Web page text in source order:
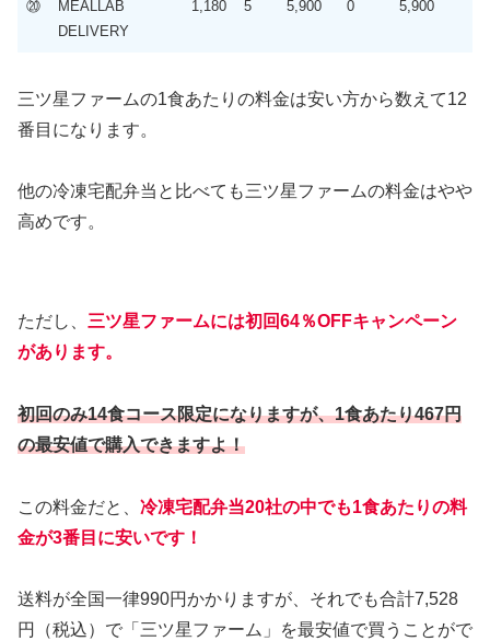
⑳
MEALLAB
DELIVERY
1,180 5 5,900 0 5,900
三ツ星ファームの1食あたりの料金は安い方から数えて12
番目になります。
他の冷凍宅配弁当と比べても三ツ星ファームの料金はやや
高めです。
ただし、 三ツ星ファームには初回64％OFFキャンペーン
があります。
初回のみ14食コース限定になりますが、1食あたり467円
の最安値で購入できますよ！
この料金だと、 冷凍宅配弁当20社の中でも1食あたりの料
金が3番目に安いです！
送料が全国一律990円かかりますが、それでも合計7,528
円（税込）で「三ツ星ファーム」を最安値で買うことがで